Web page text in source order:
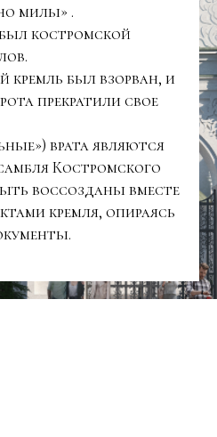
милы» .
костромской
кремль был взорван, и
прекратили свое
врата являются
Костромского
воссозданы вместе
кремля, опираясь